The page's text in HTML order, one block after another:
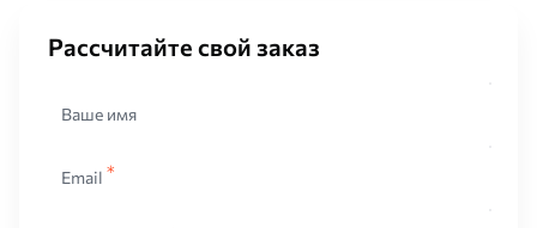
стабильную геометрию, что удобно для каркасных работ.
Квадрат применяют там, где нагрузки примерно равны по двум
направлении. Это полезно для балок, стоек, рам, прогонов.
Рассчитайте свой заказ
Ваше имя
Email